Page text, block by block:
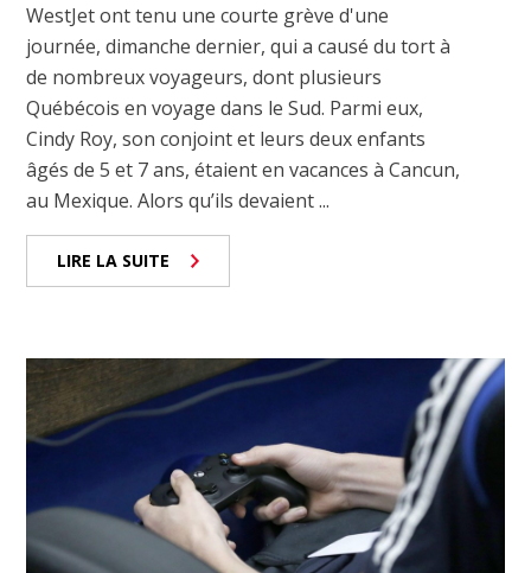
WestJet ont tenu une courte grève d'une
journée, dimanche dernier, qui a causé du tort à
de nombreux voyageurs, dont plusieurs
Québécois en voyage dans le Sud. Parmi eux,
Cindy Roy, son conjoint et leurs deux enfants
âgés de 5 et 7 ans, étaient en vacances à Cancun,
au Mexique. Alors qu’ils devaient ...
LIRE LA SUITE